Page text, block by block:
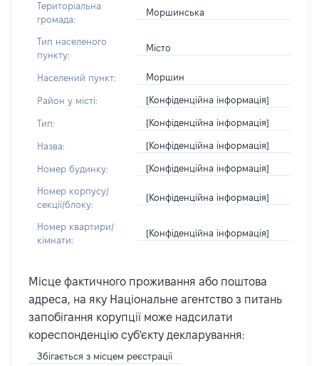
Територіальна
громада:
Моршинська
Тип населеного
пункту:
Місто
Населений пункт: Моршин
Район у місті: [Конфіденційна інформація]
Тип: [Конфіденційна інформація]
Назва: [Конфіденційна інформація]
Номер будинку: [Конфіденційна інформація]
Номер корпусу/
секції/блоку:
[Конфіденційна інформація]
Номер квартири/
кімнати:
[Конфіденційна інформація]
Місце фактичного проживання або поштова
адреса, на яку Національне агентство з питань
запобігання корупції може надсилати
кореспонденцію суб'єкту декларування:
Збігається з місцем реєстрації